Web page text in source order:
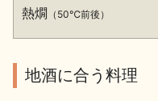
季節の商品
熱燗 （50℃前後）
地酒に合う料理